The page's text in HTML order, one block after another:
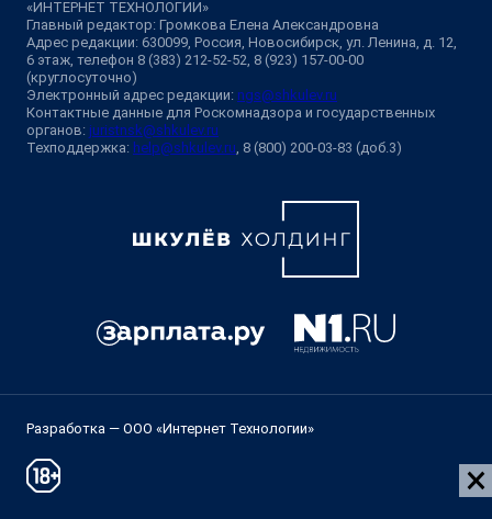
«ИНТЕРНЕТ ТЕХНОЛОГИИ»
Главный редактор: Громкова Елена Александровна
Адрес редакции: 630099, Россия, Новосибирск, ул. Ленина, д. 12,
6 этаж, телефон 8 (383) 212-52-52, 8 (923) 157-00-00
(круглосуточно)
Электронный адрес редакции: ngs@shkulev.ru
Контактные данные для Роскомнадзора и государственных
органов: juristnsk@shkulev.ru
Техподдержка: help@shkulev.ru , 8 (800) 200-03-83 (доб.3)
Разработка — ООО «Интернет Технологии»